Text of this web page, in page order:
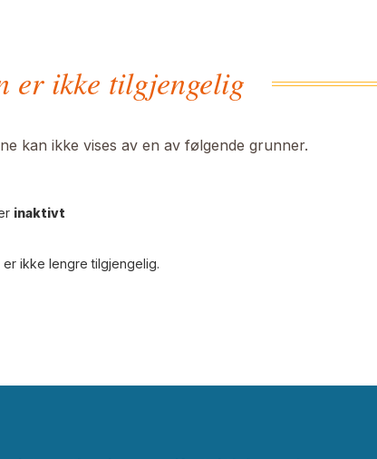
er ikke tilgjengelig
kan ikke vises av en av følgende grunner.
inaktivt
er ikke lengre tilgjengelig.